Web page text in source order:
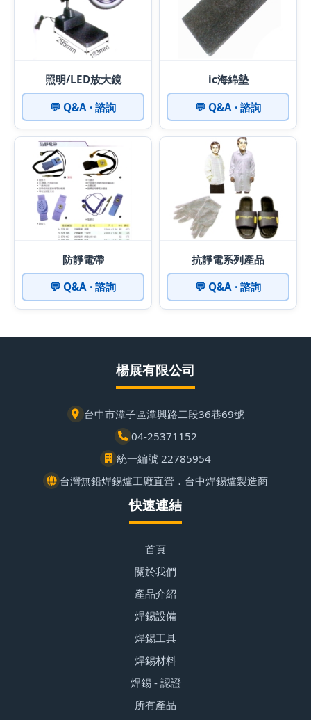
照明/LED放大鏡
💬 Q&A · 諮詢
ic海綿墊
💬 Q&A · 諮詢
防靜電帶
💬 Q&A · 諮詢
抗靜電系列產品
💬 Q&A · 諮詢
楊展有限公司
台中市潭子區潭興路二段36巷69號
04-25371152
統一編號 22785954
台灣無鉛焊錫爐工廠直營．台中焊錫爐製造商
快速連結
首頁
關於我們
產品介紹
焊錫設備
焊錫工具
焊錫材料
焊錫 - 認證
所有產品